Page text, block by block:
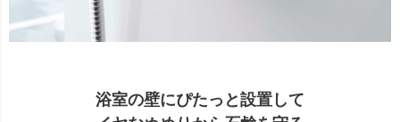
浴室の壁にぴたっと設置して